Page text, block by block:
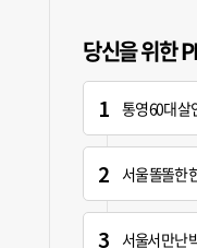
당신을 위한
통영 60대 살인
서울 똘똘한 한
서울서 만난 박